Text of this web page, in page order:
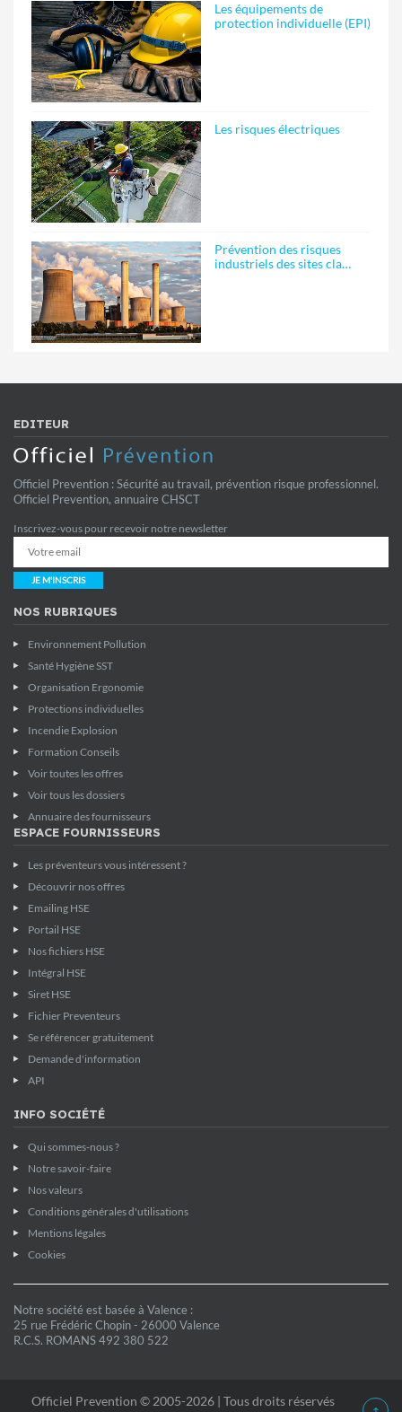
Les équipements de
protection individuelle (EPI)
Les risques électriques
Prévention des risques
industriels des sites cla…
EDITEUR
Officiel Prevention : Sécurité au travail, prévention risque professionnel.
Officiel Prevention, annuaire CHSCT
Inscrivez-vous pour recevoir notre newsletter
JE M'INSCRIS
NOS RUBRIQUES
Environnement Pollution
Santé Hygiène SST
Organisation Ergonomie
Protections individuelles
Incendie Explosion
Formation Conseils
Voir toutes les offres
Voir tous les dossiers
Annuaire des fournisseurs
ESPACE FOURNISSEURS
Les préventeurs vous intéressent ?
Découvrir nos offres
Emailing HSE
Portail HSE
Nos fichiers HSE
Intégral HSE
Siret HSE
Fichier Preventeurs
Se référencer gratuitement
Demande d'information
API
INFO SOCIÉTÉ
Qui sommes-nous ?
Notre savoir-faire
Nos valeurs
Conditions générales d'utilisations
Mentions légales
Cookies
Notre société est basée à Valence :
25 rue Frédéric Chopin - 26000 Valence
R.C.S. ROMANS 492 380 522
Officiel Prevention © 2005-2026 | Tous droits réservés